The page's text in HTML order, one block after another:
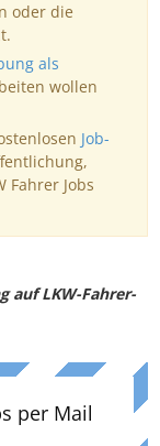
oder die
als
wollen
Job-
Fahrer Jobs
auf LKW-Fahrer-
per Mail